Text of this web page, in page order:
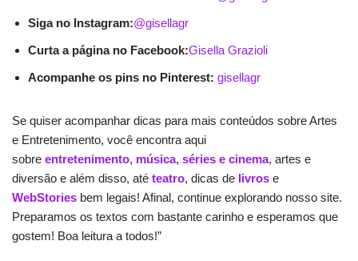
Siga no Instagram:@gisellagr
Curta a página no Facebook:Gisella Grazioli
Acompanhe os pins no Pinterest: gisellagr
Se quiser acompanhar dicas para mais conteúdos sobre Artes
e Entretenimento, você encontra aqui
sobre entretenimento, música, séries e cinema, artes e
diversão e além disso, até teatro, dicas de livros e
WebStories bem legais! Afinal, continue explorando nosso site.
Preparamos os textos com bastante carinho e esperamos que
gostem! Boa leitura a todos!”